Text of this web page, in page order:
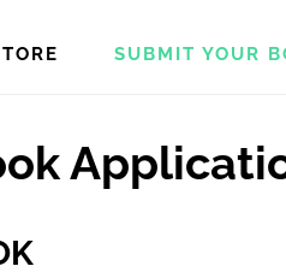
SUBMIT YOUR